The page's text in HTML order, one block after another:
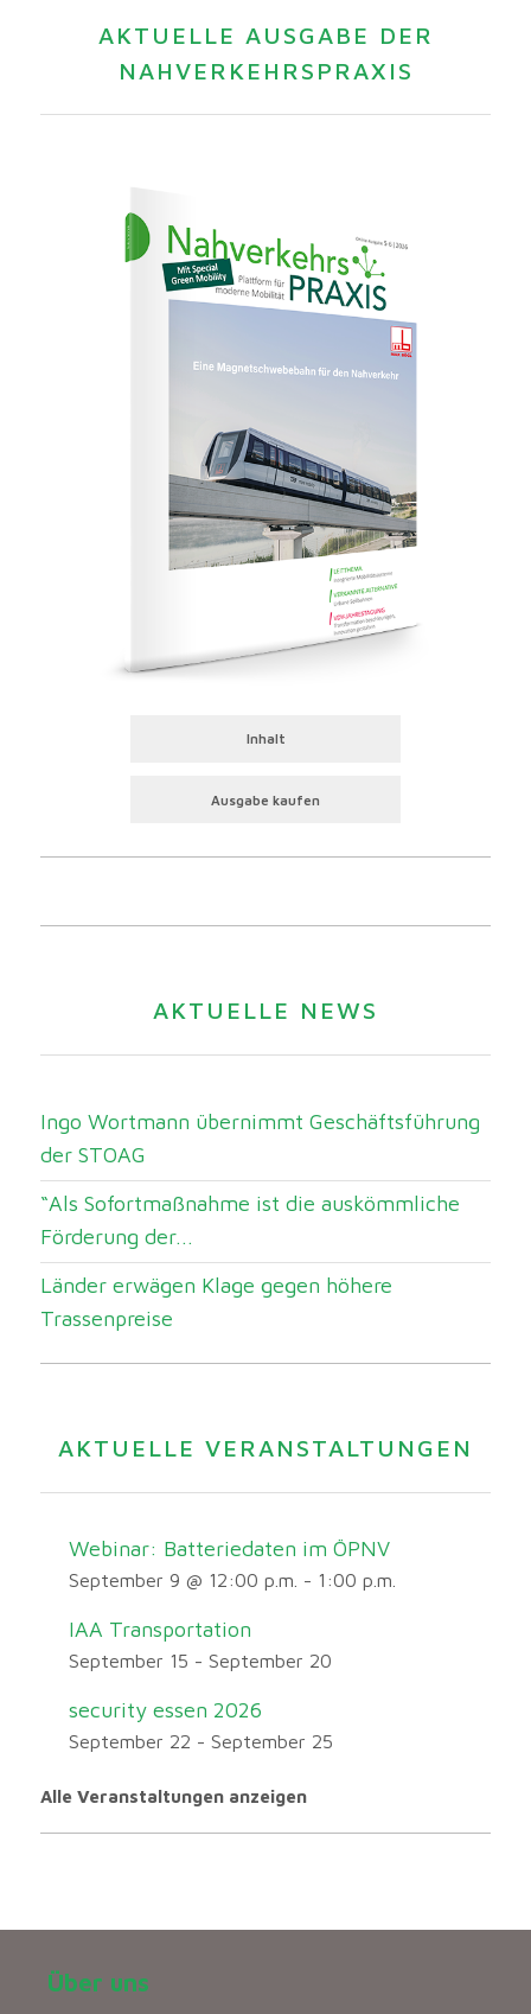
AKTUELLE AUSGABE DER
NAHVERKEHRSPRAXIS
Inhalt
Ausgabe kaufen
AKTUELLE NEWS
Ingo Wortmann übernimmt Geschäftsführung
der STOAG
“Als Sofortmaßnahme ist die auskömmliche
Förderung der...
Länder erwägen Klage gegen höhere
Trassenpreise
AKTUELLE VERANSTALTUNGEN
Webinar: Batteriedaten im ÖPNV
September 9 @ 12:00 p.m. - 1:00 p.m.
IAA Transportation
September 15 - September 20
security essen 2026
September 22 - September 25
Alle Veranstaltungen anzeigen
Über uns